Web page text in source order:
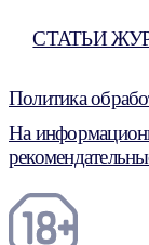
СТАТЬИ
Политика
На